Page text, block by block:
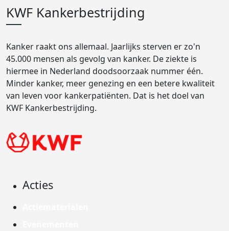
KWF Kankerbestrijding
Kanker raakt ons allemaal. Jaarlijks sterven er zo'n
45.000 mensen als gevolg van kanker. De ziekte is
hiermee in Nederland doodsoorzaak nummer één.
Minder kanker, meer genezing en een betere kwaliteit
van leven voor kankerpatiënten. Dat is het doel van
KWF Kankerbestrijding.
Acties